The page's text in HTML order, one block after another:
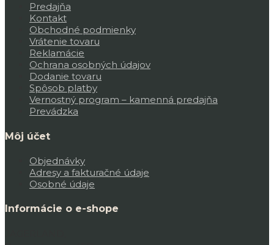
Predajňa
Kontakt
Obchodné podmienky
Vrátenie tovaru
Reklamácie
Ochrana osobných údajov
Dodanie tovaru
Spôsob platby
Vernostný program – kamenná predajňa
Prevádzka
Môj účet
Objednávky
Adresy a fakturačné údaje
Osobné údaje
Informácie o e-shope